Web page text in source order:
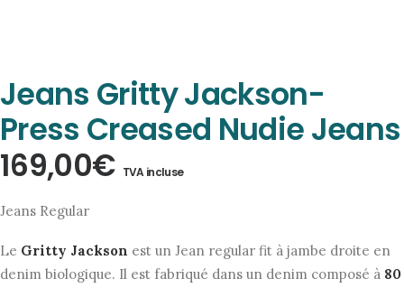
Jeans Gritty Jackson-
Press Creased Nudie Jeans
169,00€ TVA incluse
Jeans Regular
Le Gritty Jackson est un Jean regular fit à jambe droite en
denim biologique. Il est fabriqué dans un denim composé à 80